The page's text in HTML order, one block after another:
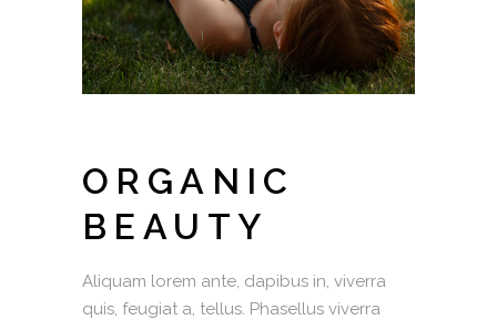
ORGANIC
BEAUTY
Aliquam lorem ante, dapibus in, viverra
quis, feugiat a, tellus. Phasellus viverra